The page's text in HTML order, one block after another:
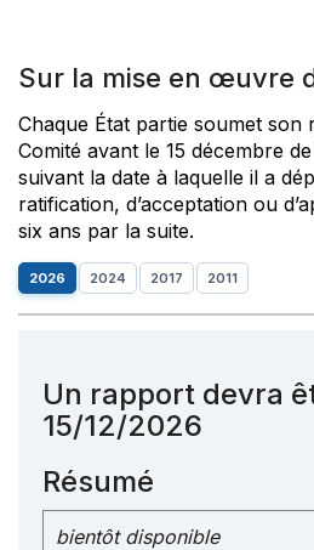
Sur la mise en œuvre
Chaque État partie soumet
Comité avant le 15 décembre
suivant la date à laquelle il a
ratification, d’acceptation ou
six ans par la suite.
2026 2024 2017 2011
Un rapport devra
15/12/2026
Résumé
bientôt disponible